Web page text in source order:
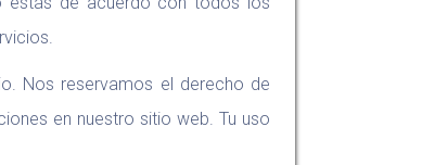
Nos reservamos el derecho de
en nuestro sitio web. Tu uso